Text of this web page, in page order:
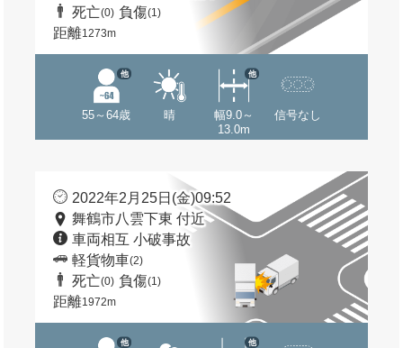
死亡(0) 負傷(1)
距離1273m
55～64歳
他
晴
幅9.0～
13.0m
他
信号なし
2022年2月25日(金)09:52
舞鶴市八雲下東 付近
車両相互 小破事故
軽貨物車(2)
死亡(0) 負傷(1)
距離1972m
他 他